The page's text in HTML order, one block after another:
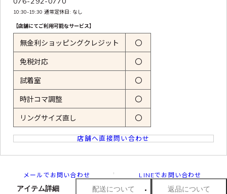
10:30-19:30 通常定休日: なし
【店舗にてご利用可能なサービス】
無金利ショッピングクレジット 〇
免税対応 〇
試着室 〇
時計コマ調整 〇
リングサイズ直し 〇
店舗へ直接問い合わせ
メールでお問い合わせ LINEでお問い合わせ
アイテム詳細 配送について 返品について